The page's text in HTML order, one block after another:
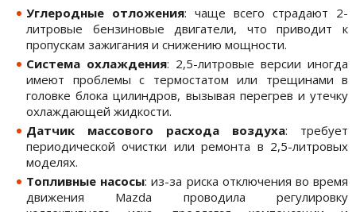
Углеродные отложения: чаще всего страдают 2-
литровые бензиновые двигатели, что приводит к
пропускам зажигания и снижению мощности.
Система охлаждения: 2,5-литровые версии иногда
имеют проблемы с термостатом или трещинами в
головке блока цилиндров, вызывая перегрев и утечку
охлаждающей жидкости.
Датчик массового расхода воздуха: требует
периодической очистки или ремонта в 2,5-литровых
моделях.
Топливные насосы: из-за риска отключения во время
движения Mazda проводила регулировку